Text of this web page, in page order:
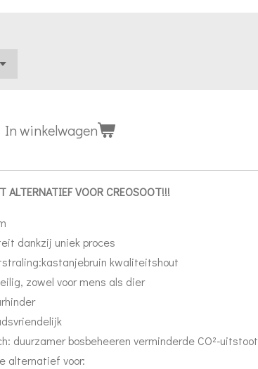
In winkelwagen
ALTERNATIEF VOOR CREOSOOT!!!
dankzij uniek proces
kwaliteitshout
zowel voor mens als dier
duurzamer bosbeheeren verminderde CO²-uitstoot
alternatief voor: